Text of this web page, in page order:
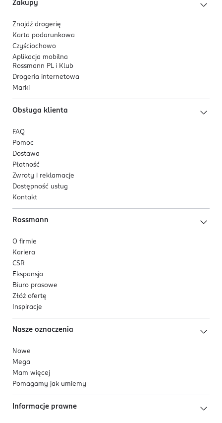
• Produkt nie jest zabawką. Używaj i przechowuj
PRODUCENT/PODMIOT ODPOWIEDZIALNY
Canpol Spółka z ograniczoną odpowiedzialnością
ul. Puławska 430
02-884 Warszawa
Kod EAN
5 901691 890503
Zakupy
Znajdź drogerię
Karta podarunkowa
Czyściochowo
Aplikacja mobilna
Rossmann PL i Klub
Drogeria internetowa
Marki
Obsługa klienta
FAQ
Pomoc
Dostawa
Płatność
Zwroty i reklamacje
Dostępność usług
Kontakt
Rossmann
O firmie
Kariera
CSR
Ekspansja
Biuro prasowe
Złóż ofertę
Inspiracje
Nasze oznaczenia
Nowe
Mega
Mam więcej
Pomagamy jak umiemy
Informacje prawne